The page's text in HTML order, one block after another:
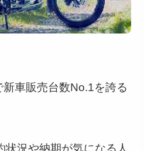
車販売台数No.1を誇る
状況や納期が気になる人